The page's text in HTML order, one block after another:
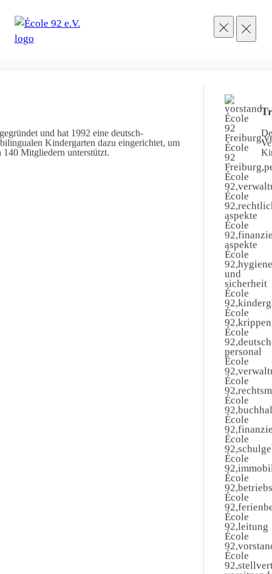
und hat 1992 eine deutsch-
Kindergarten dazu eingerichtet, um
Mitgliedern unterstützt.